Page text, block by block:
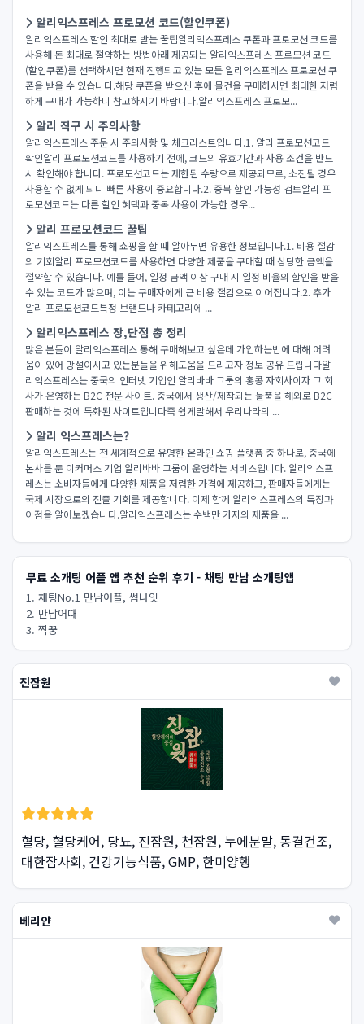
알리익스프레스 프로모션 코드(할인쿠폰)
알리익스프레스 할인 최대로 받는 꿀팁알리익스프레스 쿠폰과 프로모션 코드를
사용해 돈 최대로 절약하는 방법아래 제공되는 알리익스프레스 프로모션 코드
(할인쿠폰)를 선택하시면 현재 진행되고 있는 모든 알리익스프레스 프로모션 쿠
폰을 받을 수 있습니다.해당 쿠폰을 받으신 후에 물건을 구매하시면 최대한 저렴
하게 구매가 가능하니 참고하시기 바랍니다.알리익스프레스 프로모...
알리 직구 시 주의사항
알리익스프레스 주문 시 주의사항 및 체크리스트입니다.1. 알리 프로모션코드
확인알리 프로모션코드를 사용하기 전에, 코드의 유효기간과 사용 조건을 반드
시 확인해야 합니다. 프로모션코드는 제한된 수량으로 제공되므로, 소진될 경우
사용할 수 없게 되니 빠른 사용이 중요합니다.2. 중복 할인 가능성 검토알리 프
로모션코드는 다른 할인 혜택과 중복 사용이 가능한 경우...
알리 프로모션코드 꿀팁
알리익스프레스를 통해 쇼핑을 할 때 알아두면 유용한 정보입니다.1. 비용 절감
의 기회알리 프로모션코드를 사용하면 다양한 제품을 구매할 때 상당한 금액을
절약할 수 있습니다. 예를 들어, 일정 금액 이상 구매 시 일정 비율의 할인을 받을
수 있는 코드가 많으며, 이는 구매자에게 큰 비용 절감으로 이어집니다.2. 추가
알리 프로모션코드특정 브랜드나 카테고리에 ...
알리익스프레스 장,단점 총 정리
많은 분들이 알리익스프레스 통해 구매해보고 싶은데 가입하는법에 대해 어려
움이 있어 망설이시고 있는분들을 위해도움을 드리고자 정보 공유 드립니다​알
리익스프레스는 중국의 인터넷 기업인 알리바바 그룹의 홍콩 자회사이자 그 회
사가 운영하는 B2C 전문 사이트. 중국에서 생산/제작되는 물품을 해외로 B2C
판매하는 것에 특화된 사이트입니다​즉 쉽게말해서 우리나라의 ...
알리 익스프레스는?
알리익스프레스는 전 세계적으로 유명한 온라인 쇼핑 플랫폼 중 하나로, 중국에
본사를 둔 이커머스 기업 알리바바 그룹이 운영하는 서비스입니다. 알리익스프
레스는 소비자들에게 다양한 제품을 저렴한 가격에 제공하고, 판매자들에게는
국제 시장으로의 진출 기회를 제공합니다. 이제 함께 알리익스프레스의 특징과
이점을 알아보겠습니다.알리익스프레스는 수백만 가지의 제품을 ...
무료 소개팅 어플 앱 추천 순위 후기 - 채팅 만남 소개팅앱
1. 채팅No.1 만남어플, 썸나잇
2. 만남어때
3. 짝꿍
진잠원
혈당, 혈당케어, 당뇨, 진잠원, 천잠원, 누에분말, 동결건조,
대한잠사회, 건강기능식품, GMP, 한미양행
베리얀